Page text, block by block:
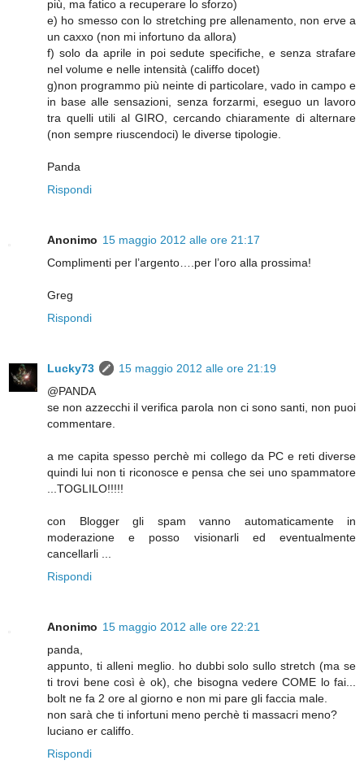
più, ma fatico a recuperare lo sforzo)
e) ho smesso con lo stretching pre allenamento, non erve a
un caxxo (non mi infortuno da allora)
f) solo da aprile in poi sedute specifiche, e senza strafare
nel volume e nelle intensità (califfo docet)
g)non programmo più neinte di particolare, vado in campo e
in base alle sensazioni, senza forzarmi, eseguo un lavoro
tra quelli utili al GIRO, cercando chiaramente di alternare
(non sempre riuscendoci) le diverse tipologie.
Panda
Rispondi
Anonimo 15 maggio 2012 alle ore 21:17
Complimenti per l’argento….per l’oro alla prossima!
Greg
Rispondi
Lucky73
15 maggio 2012 alle ore 21:19
@PANDA
se non azzecchi il verifica parola non ci sono santi, non puoi
commentare.
a me capita spesso perchè mi collego da PC e reti diverse
quindi lui non ti riconosce e pensa che sei uno spammatore
...TOGLILO!!!!!
con Blogger gli spam vanno automaticamente in
moderazione e posso visionarli ed eventualmente
cancellarli ...
Rispondi
Anonimo 15 maggio 2012 alle ore 22:21
panda,
appunto, ti alleni meglio. ho dubbi solo sullo stretch (ma se
ti trovi bene così è ok), che bisogna vedere COME lo fai...
bolt ne fa 2 ore al giorno e non mi pare gli faccia male.
non sarà che ti infortuni meno perchè ti massacri meno?
luciano er califfo.
Rispondi